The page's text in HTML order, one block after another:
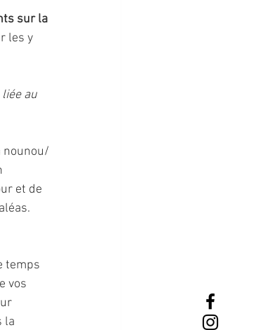
sur la
les y
au
nounou/
et de
temps
vos
la